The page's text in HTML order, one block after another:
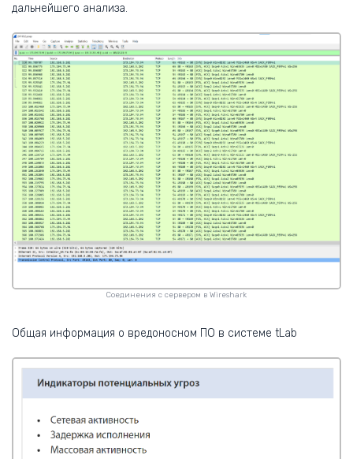
дальнейшего анализа.
Соединения с сервером в Wireshark
Общая информация о вредоносном ПО в системе tLab